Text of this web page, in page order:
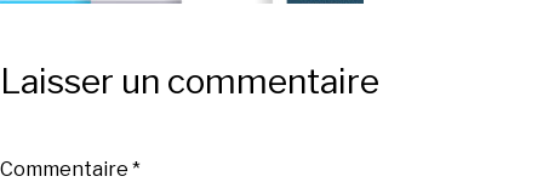
Laisser un commentaire
Commentaire *